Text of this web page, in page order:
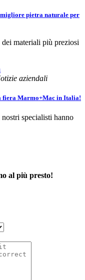
pietra naturale per
dei materiali più preziosi
aziendali
fiera Marmo+Mac in Italia!
specialisti hanno
al più presto!